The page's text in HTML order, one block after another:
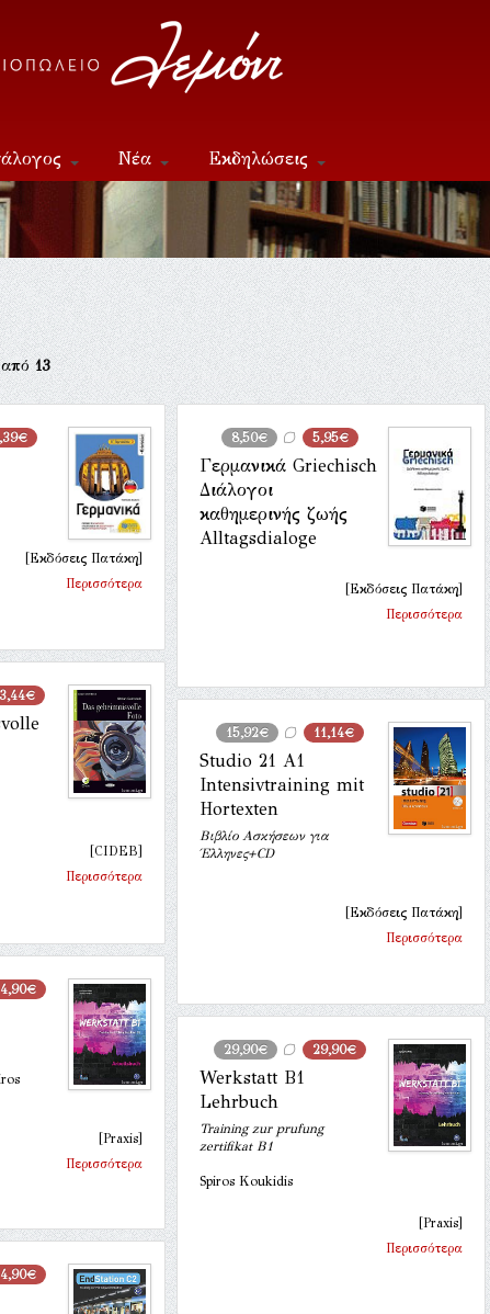
Νέα Εκδηλώσεις
13
[Εκδόσεις Πατάκη]
Περισσότερα
8,50€ 5,95€
Γερμανικά Griechisch
Διάλογοι
καθημερινής ζωής
Alltagsdialoge
[Εκδόσεις Πατάκη]
Περισσότερα
[CIDEB]
Περισσότερα
15,92€ 11,14€
Studio 21 A1
Intensivtraining mit
Hortexten
Βιβλίο Ασκήσεων για
Έλληνες+CD
[Εκδόσεις Πατάκη]
Περισσότερα
[Praxis]
Περισσότερα
29,90€ 29,90€
Werkstatt B1
Lehrbuch
Training zur prufung
zertifikat B1
Spiros Koukidis
[Praxis]
Περισσότερα